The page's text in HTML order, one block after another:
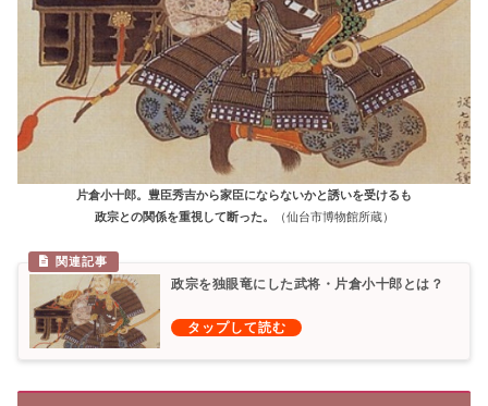
片倉小十郎。豊臣秀吉から家臣にならないかと誘いを受けるも
政宗との関係を重視して断った。
（仙台市博物館所蔵）
政宗を独眼竜にした武将・片倉小十郎とは？